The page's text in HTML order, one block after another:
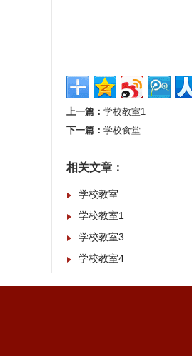
上一篇： 学校教室1
下一篇： 学校食堂
相关文章：
学校教室
学校教室1
学校教室3
学校教室4